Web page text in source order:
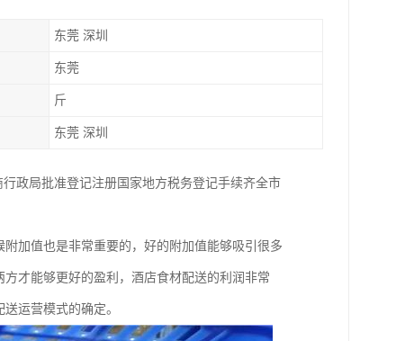
东莞 深圳
东莞
斤
东莞 深圳
政局批准登记注册国家地方税务登记手续齐全市
加值也是非常重要的，好的附加值能够吸引很多
才能够更好的盈利，酒店食材配送的利润非常
运营模式的确定。